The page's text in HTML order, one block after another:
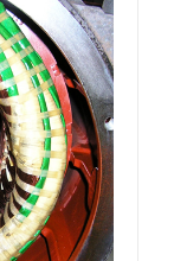
à courant
spéciaux
etc.).